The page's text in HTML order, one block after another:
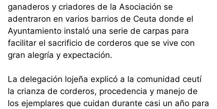
ganaderos y criadores de la Asociación se
adentraron en varios barrios de Ceuta donde el
Ayuntamiento instaló una serie de carpas para
facilitar el sacrificio de corderos que se vive con
gran alegría y expectación.
La delegación lojeña explicó a la comunidad ceutí
la crianza de corderos, procedencia y manejo de
los ejemplares que cuidan durante casi un año para